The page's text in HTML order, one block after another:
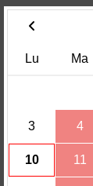
Lu Ma
3 4
10 11